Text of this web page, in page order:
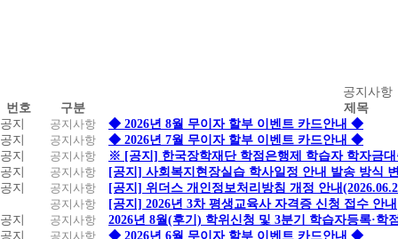
지
사
항
공지사항
번호
구분
제목
공지
공지사항
◆ 2026년 8월 무이자 할부 이벤트 카드안내 ◆
공지
공지사항
◆ 2026년 7월 무이자 할부 이벤트 카드안내 ◆
공지
공지사항
※ [공지] 한국장학재단 학점은행제 학습자 학자금
공지
공지사항
[공지] 사회복지현장실습 학사일정 안내 발송 방식
공지
공지사항
[공지] 위더스 개인정보처리방침 개정 안내
공지사항
[공지] 2026년 3차 평생교육사 자격증 신청 접수 안내
공지
공지사항
2026년 8월(후기) 학위신청 및 3분기 학습자등록·학
공지
공지사항
◆ 2026년 6월 무이자 할부 이벤트 카드안내 ◆